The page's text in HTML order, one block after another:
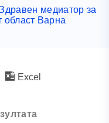
медиатор за
област Варна
Excel